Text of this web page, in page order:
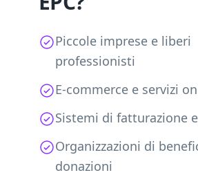
Piccole imprese e liberi
professionisti
E-commerce e servizi
Sistemi di fatturazione
Organizzazioni di
donazioni